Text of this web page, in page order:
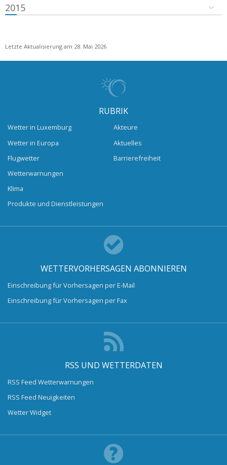
2015
Letzte Aktualisierung am 28. Mai 2026
RUBRIK
Wetter in Luxemburg
Wetter in Europa
Flugwetter
Wetterwarnungen
Klima
Produkte und Dienstleistungen
Akteure
Aktuelles
Barrierefreiheit
WETTERVORHERSAGEN ABONNIEREN
Einschreibung für Vorhersagen per E-Mail
Einschreibung für Vorhersagen per Fax
RSS UND WETTERDATEN
RSS Feed Wetterwarnungen
RSS Feed Neuigkeiten
Wetter Widget